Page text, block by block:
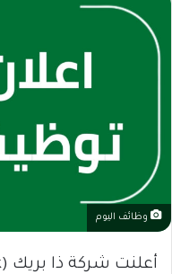
وظائف اليوم